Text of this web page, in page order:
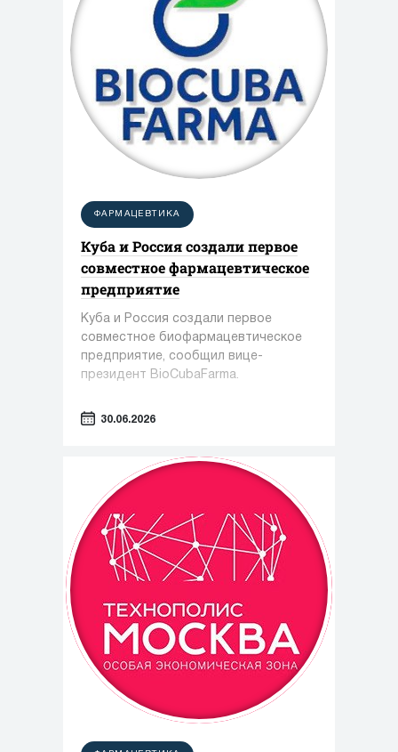
ФАРМАЦЕВТИКА
Куба и Россия создали первое
совместное фармацевтическое
предприятие
Куба и Россия создали первое
совместное биофармацевтическое
предприятие, сообщил вице-
президент BioCubaFarma.
30.06.2026